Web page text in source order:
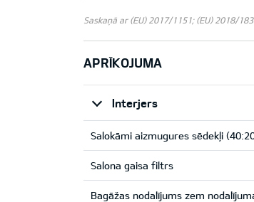
Saskaņā ar (EU) 2017/1151; (EU) 2018/
APRĪKOJUMA
Interjers
Salokāmi aizmugures sēdekļi
Salona gaisa filtrs
Bagāžas nodalījums zem